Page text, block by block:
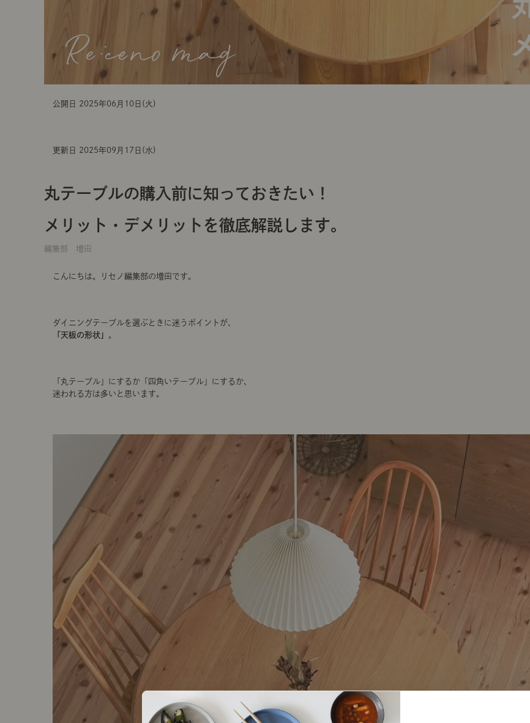
公開日 2025年06月10日(火)
更新日 2025年09月17日(水)
丸テーブルの購入前に知っておきたい！
メリット・デメリットを徹底解説します。
編集部 増田
こんにちは。リセノ編集部の増田です。
ダイニングテーブルを選ぶときに迷うポイントが、
「天板の形状」 。
「丸テーブル」にするか「四角いテーブル」にするか、
迷われる方は多いと思います。